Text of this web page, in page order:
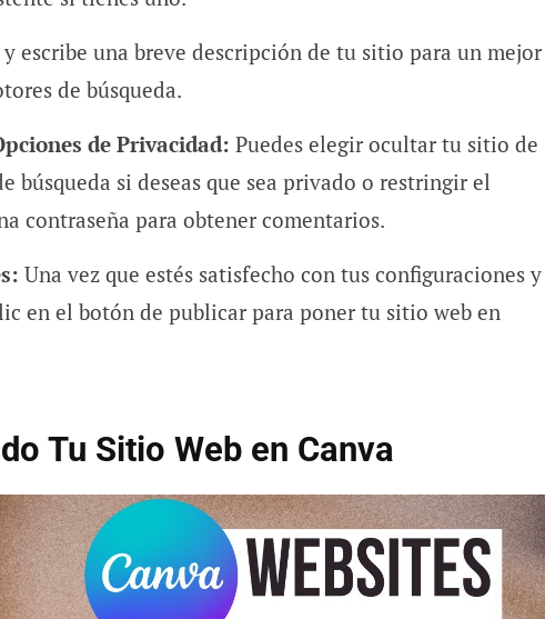
escribe una breve descripción de tu sitio para un mejor
de búsqueda.
de Privacidad: Puedes elegir ocultar tu sitio de
búsqueda si deseas que sea privado o restringir el
contraseña para obtener comentarios.
Una vez que estés satisfecho con tus configuraciones y
en el botón de publicar para poner tu sitio web en
Tu Sitio Web en Canva